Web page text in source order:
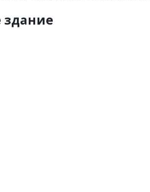
здание